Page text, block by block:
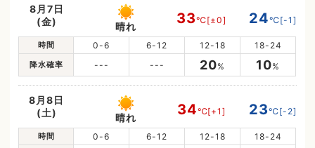
8月7日
(金)
晴れ 33℃[±0] 24℃[-1]
時間 0-6 6-12 12-18 18-24
降水確率 --- --- 20% 10%
8月8日
(土)
晴れ 34℃[+1] 23℃[-2]
時間 0-6 6-12 12-18 18-24